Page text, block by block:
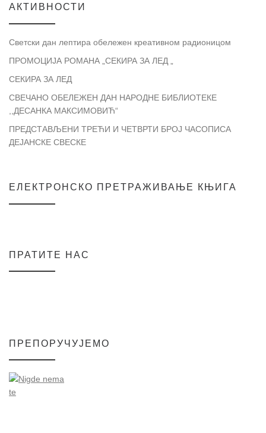
АКТИВНОСТИ
Светски дан лептира обележен креативном радионицом
ПРОМОЦИЈА РОМАНА „СЕКИРА ЗА ЛЕД „
СЕКИРА ЗА ЛЕД
СВЕЧАНО ОБЕЛЕЖЕН ДАН НАРОДНЕ БИБЛИОТЕКЕ
,,ДЕСАНКА МАКСИМОВИЋ“
ПРЕДСТАВЉЕНИ ТРЕЋИ И ЧЕТВРТИ БРОЈ ЧАСОПИСА
ДЕЈАНСКЕ СВЕСКЕ
ЕЛЕКТРОНСКО ПРЕТРАЖИВАЊЕ КЊИГА
ПРАТИТЕ НАС
ПРЕПОРУЧУЈЕМО